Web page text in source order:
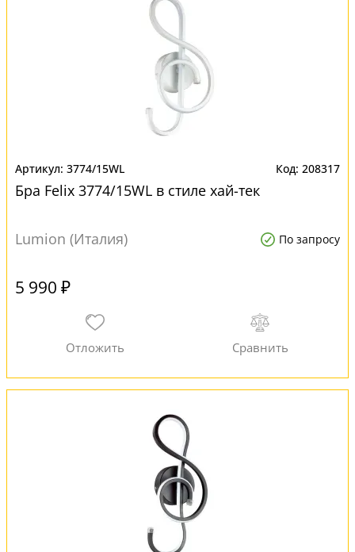
3774/15WL 208317
Бра Felix 3774/15WL в стиле хай-тек
Lumion (Италия) По запросу
5 990 ₽